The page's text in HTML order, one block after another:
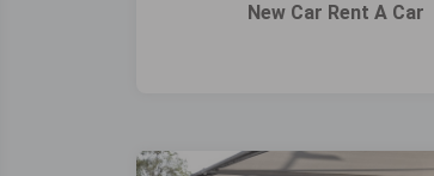
New Car Rent A Car